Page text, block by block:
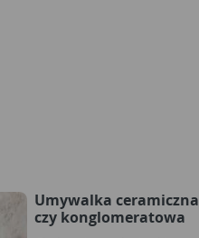
Umywalka ceramiczna
czy konglomeratowa